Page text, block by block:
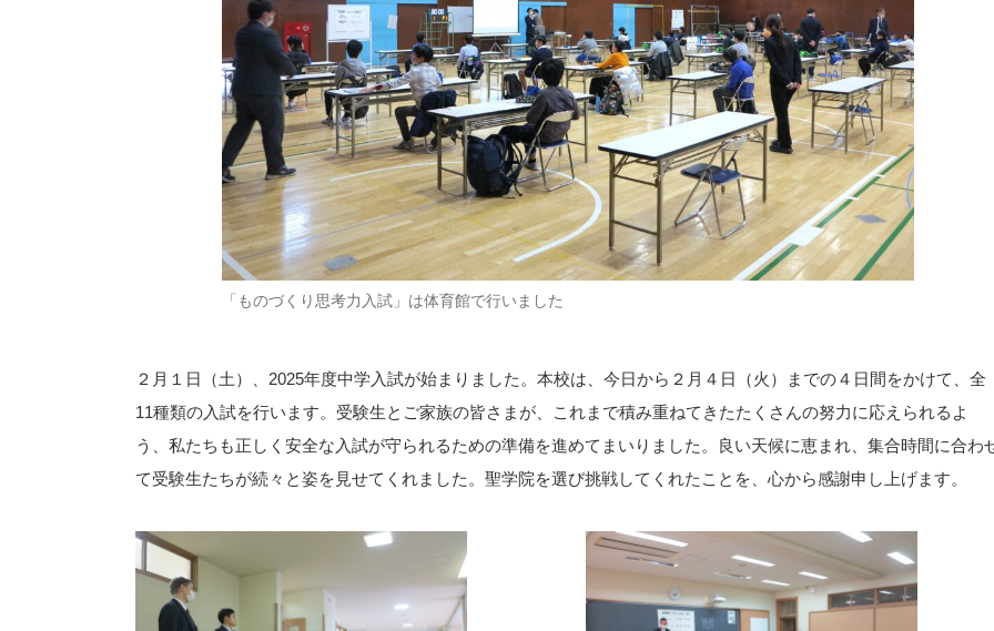
「ものづくり思考力入試」は体育館で行いました
２月１日（土）、2025年度中学入試が始まりました。本校は、今日から２月４日（火）までの４日間をかけて、全
11種類の入試を行います。受験生とご家族の皆さまが、これまで積み重ねてきたたくさんの努力に応えられるよ
う、私たちも正しく安全な入試が守られるための準備を進めてまいりました。良い天候に恵まれ、集合時間に合わ
て受験生たちが続々と姿を見せてくれました。聖学院を選び挑戦してくれたことを、心から感謝申し上げます。